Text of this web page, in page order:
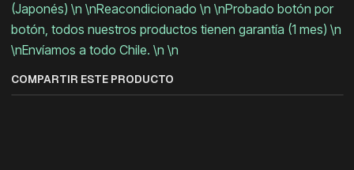
(Japonés) \n \nReacondicionado \n \nProbado botón por
botón, todos nuestros productos tienen garantía (1 mes) \n
\nEnvíamos a todo Chile. \n \n
COMPARTIR ESTE PRODUCTO